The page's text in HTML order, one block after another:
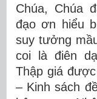
Chúa, Chúa
đạo ơn hiểu
suy tưởng
coi là điên
Thập giá
– Kinh sách